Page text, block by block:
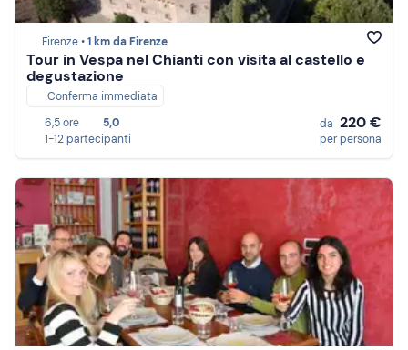
Firenze •1 km da Firenze
Tour in Vespa nel Chianti con visita al castello e
degustazione
Conferma immediata
6,5 ore
5,0
1-12 partecipanti
da 220 €
per persona